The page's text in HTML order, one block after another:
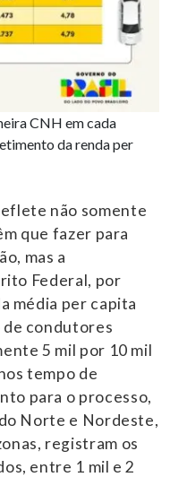
CNH em cada
da renda per
não somente
que fazer para
mas a
Federal, por
média per capita
de condutores
5 mil por 10 mil
tempo de
para o processo,
Norte e Nordeste,
registram os
entre 1 mil e 2